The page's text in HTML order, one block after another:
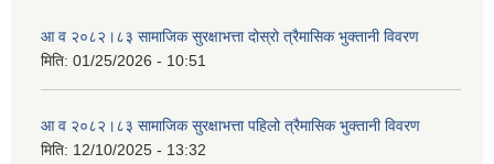
आ व २०८२।८३ सामाजिक सुरक्षाभत्ता दोस्रो त्रैमासिक भुक्तानी विवरण
मिति: 01/25/2026 - 10:51
आ व २०८२।८३ सामाजिक सुरक्षाभत्ता पहिलो त्रैमासिक भुक्तानी विवरण
मिति: 12/10/2025 - 13:32